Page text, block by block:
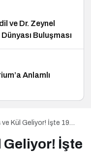
ve Dr. Zeynel
Buluşması
Anlamlı
Kül Geliyor! İşte 19
Geliyor! İşte